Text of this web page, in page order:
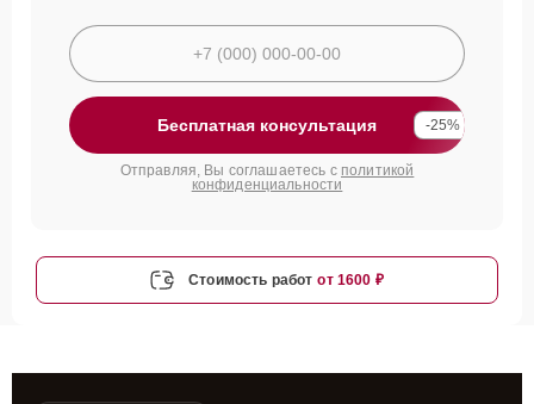
Бесплатная консультация -25%
Отправляя, Вы соглашаетесь с политикой
конфиденциальности
Стоимость работ от 1600 ₽